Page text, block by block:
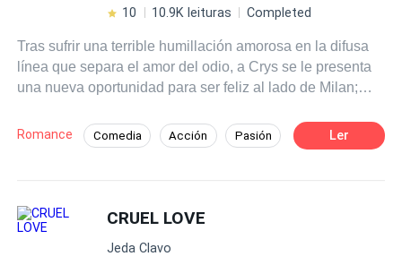
10 10.9K leituras Completed
Tras sufrir una terrible humillación amorosa en la difusa
línea que separa el amor del odio, a Crys se le presenta
una nueva oportunidad para ser feliz al lado de Milan;
corazón, haciendo todo lo posible por alejarla de Bastian
Woodwryn. Mientras que el mismo Bastian tiene claro
Bellowk. Lo que no sabe es que ella está decidida a no
perder ni a doblegarse ante él. Un nuevo ciclo escolar,
nuevos personajes, un misterioso enemigo aparece y una
Romance Comedia Acción Pasión Ler
CRUEL LOVE
Jeda Clavo